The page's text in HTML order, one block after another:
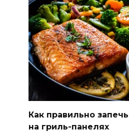
Как правильно
на гриль-панелях